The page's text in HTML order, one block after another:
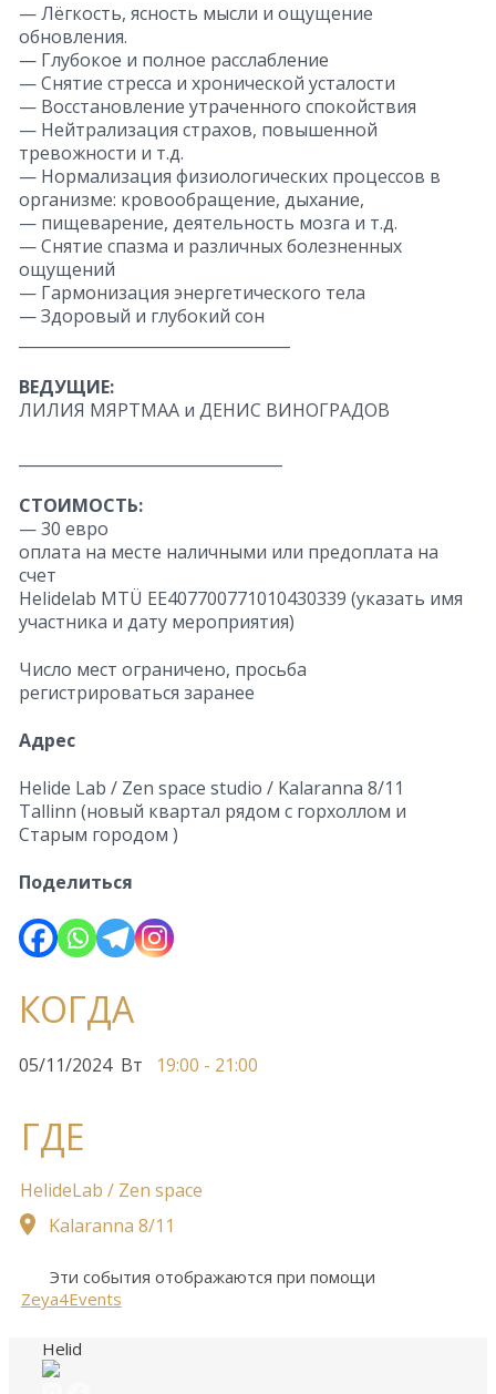
— Лёгкость, ясность мысли и ощущение
обновления.
— Глубокое и полное расслабление
— Снятие стресса и хронической усталости
— Восстановление утраченного спокойствия
— Нейтрализация страхов, повышенной
тревожности и т.д.
— Нормализация физиологических процессов в
организме: кровообращение, дыхание,
— пищеварение, деятельность мозга и т.д.
— Снятие спазма и различных болезненных
ощущений
— Гармонизация энергетического тела
— Здоровый и глубокий сон
ВЕДУЩИЕ:
ЛИЛИЯ МЯРТМАА и ДЕНИС ВИНОГРАДОВ
СТОИМОСТЬ:
— 30 евро
оплата на месте наличными или предоплата на
счет
Helidelab MTÜ EE407700771010430339 (указать имя
участника и дату мероприятия)
Число мест ограничено, просьба
регистрироваться заранее
Адрес
Helide Lab / Zen space studio / Kalaranna 8/11
Tallinn (новый квартал рядом с горхоллом и
Старым городом )
Поделиться
КОГДА
05/11/2024 Вт 19:00 - 21:00
ГДЕ
HelideLab / Zen space
Kalaranna 8/11
Эти события отображаются при помощи
Zeya4Events
Helid